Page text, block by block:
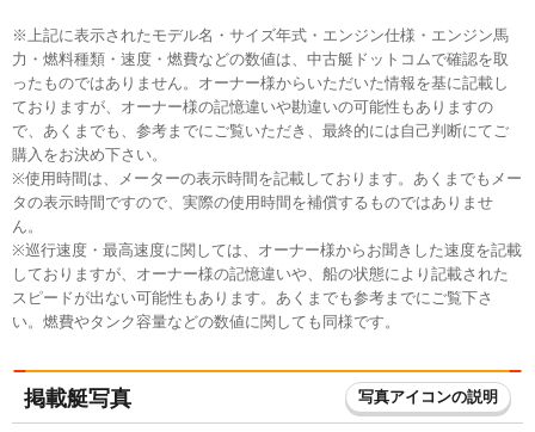
※上記に表示されたモデル名・サイズ年式・エンジン仕様・エンジン馬
力・燃料種類・速度・燃費などの数値は、中古艇ドットコムで確認を取
ったものではありません。オーナー様からいただいた情報を基に記載し
ておりますが、オーナー様の記憶違いや勘違いの可能性もありますの
で、あくまでも、参考までにご覧いただき、最終的には自己判断にてご
購入をお決め下さい。
※使用時間は、メーターの表示時間を記載しております。あくまでもメー
タの表示時間ですので、実際の使用時間を補償するものではありませ
ん。
※巡行速度・最高速度に関しては、オーナー様からお聞きした速度を記載
しておりますが、オーナー様の記憶違いや、船の状態により記載された
スピードが出ない可能性もあります。あくまでも参考までにご覧下さ
い。燃費やタンク容量などの数値に関しても同様です。
掲載艇写真 写真アイコンの説明